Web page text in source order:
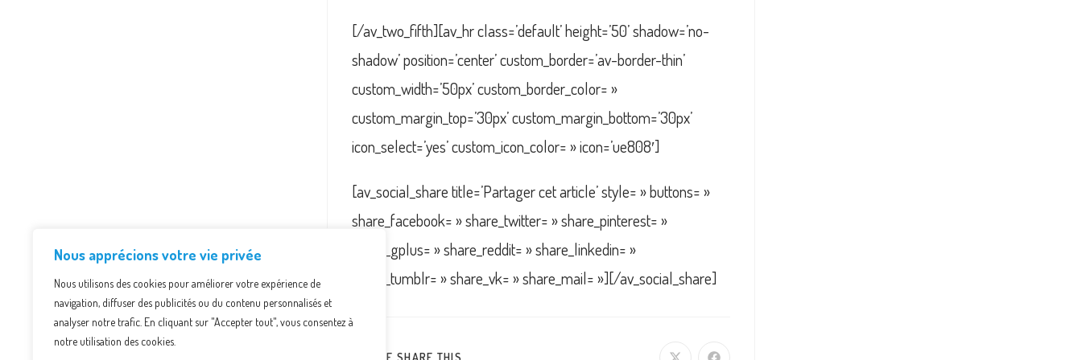
Nous apprécions votre vie privée
Nous utilisons des cookies pour améliorer votre expérience de
navigation, diffuser des publicités ou du contenu personnalisés et
analyser notre trafic. En cliquant sur "Accepter tout", vous consentez à
notre utilisation des cookies.
[/av_two_fifth][av_hr class=’default’ height=’50’ shadow=’no-
shadow’ position=’center’ custom_border=’av-border-thin’
custom_width=’50px’ custom_border_color= »
custom_margin_top=’30px’ custom_margin_bottom=’30px’
icon_select=’yes’ custom_icon_color= » icon=’ue808′]
[av_social_share title=’Partager cet article’ style= » buttons= »
share_facebook= » share_twitter= » share_pinterest= »
share_gplus= » share_reddit= » share_linkedin= »
share_tumblr= » share_vk= » share_mail= »][/av_social_share]
PLEASE SHARE THIS